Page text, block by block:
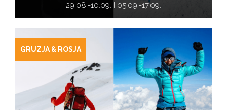
29.08.-10.09. I 05.09.-17.09.
GRUZJA & ROSJA